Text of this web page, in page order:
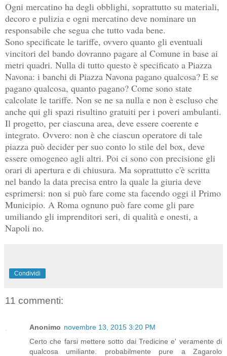
Ogni mercatino ha degli obblighi, soprattutto su materiali,
decoro e pulizia e ogni mercatino deve nominare un
responsabile che segua che tutto vada bene.
Sono specificate le tariffe, ovvero quanto gli eventuali
vincitori del bando dovranno pagare al Comune in base ai
metri quadri. Nulla di tutto questo è specificato a Piazza
Navona: i banchi di Piazza Navona pagano qualcosa? E se
pagano qualcosa, quanto pagano? Come sono state
calcolate le tariffe. Non se ne sa nulla e non è escluso che
anche qui gli spazi risultino gratuiti per i poveri ambulanti.
Il progetto, per ciascuna area, deve essere coerente e
integrato. Ovvero: non è che ciascun operatore di tale
piazza può decider per suo conto lo stile del box, deve
essere omogeneo agli altri. Poi ci sono con precisione gli
orari di apertura e di chiusura. Ma soprattutto c'è scritta
nel bando la data precisa entro la quale la giuria deve
esprimersi: non si può fare come sta facendo oggi il Primo
Municipio. A Roma ognuno può fare come gli pare
umiliando gli imprenditori seri, di qualità e onesti, a
Napoli no.
Condividi
11 commenti:
Anonimo novembre 13, 2015 3:20 PM
Certo che farsi mettere sotto dai Tredicine e' veramente di
qualcosa umiliante. probabilmente pure a Zagarolo